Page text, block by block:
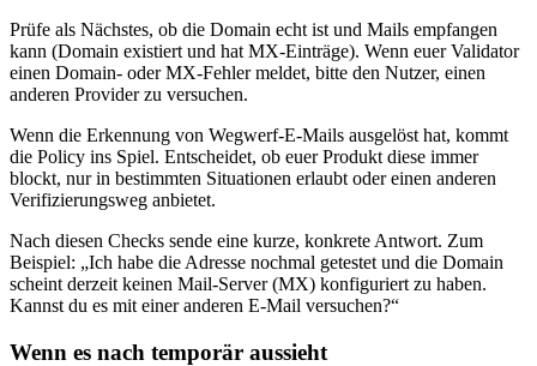
Prüfe als Nächstes, ob die Domain echt ist und Mails empfangen
kann (Domain existiert und hat MX‑Einträge). Wenn euer Validator
einen Domain‑ oder MX‑Fehler meldet, bitte den Nutzer, einen
anderen Provider zu versuchen.
Wenn die Erkennung von Wegwerf‑E‑Mails ausgelöst hat, kommt
die Policy ins Spiel. Entscheidet, ob euer Produkt diese immer
blockt, nur in bestimmten Situationen erlaubt oder einen anderen
Verifizierungsweg anbietet.
Nach diesen Checks sende eine kurze, konkrete Antwort. Zum
Beispiel: „Ich habe die Adresse nochmal getestet und die Domain
scheint derzeit keinen Mail‑Server (MX) konfiguriert zu haben.
Kannst du es mit einer anderen E‑Mail versuchen?“
Wenn es nach temporär aussieht